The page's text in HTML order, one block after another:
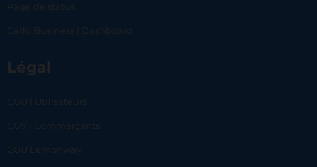
Page de status
Carlo Business | Dashboard
Légal
CGU | Utilisateurs
CGV | Commerçants
CGU Lemonway